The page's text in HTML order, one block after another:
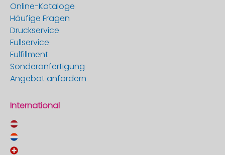
Online-Kataloge
Häufige Fragen
Druckservice
Fullservice
Fulfillment
Sonderanfertigung
Angebot anfordern
International